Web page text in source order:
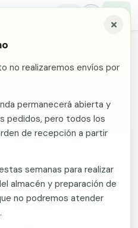
no realizaremos envíos por
permanecerá abierta y
pedidos, pero todos los
de recepción a partir
semanas para realizar
almacén y preparación de
no podremos atender
m² verde
fincas en San Bartolome
y vallado de
Bartolome
envío a San Bartolome
y vallado de fincas:
Islas con condiciones
que exigen buena
protegidos. Presupuesto